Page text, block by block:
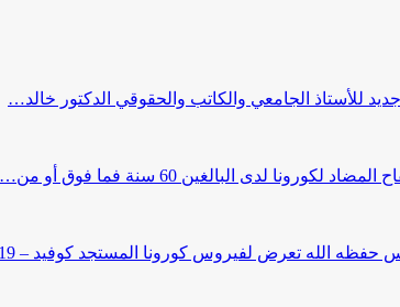
للأستاذ الجامعي والكاتب والحقوقي الدكتور خالد…
لدى البالغين 60 سنة فما فوق أو من…
الله تعرض لفيروس كورونا المستجد كوفيد – 19 ، بدون…